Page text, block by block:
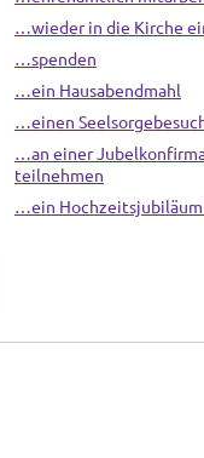
…wieder in die Kirche
…spenden
…ein Hausabendmahl
…einen
…an einer
teilnehmen
…ein